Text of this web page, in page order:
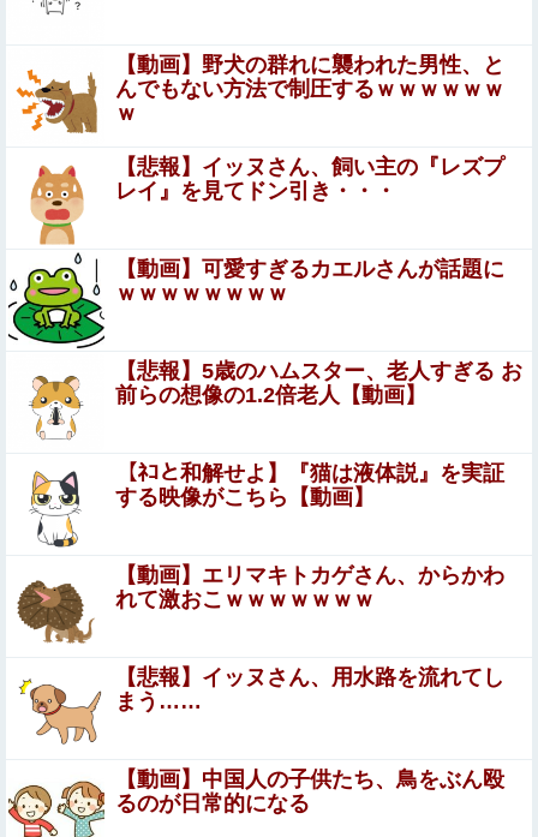
【超悲報】明日花キララさん、専門家からあまりにも非情
【画像】株の暴落を描いた漫画、ガチで怖いwwwww
【動画】日本の美女アイドル、海外イベントでエロす
ぎる乳首ポロリしてしまうｗｗｗｗｗｗ
【画像】女さん「貧乳だから男水着で市民プールいったら
周りがコソコソしだしてやばいwwwwwwww」5万いいね
芸能人 「車の任意保険は強制にしろ、保険にも入れないヤ
ツは運転すんな！法律を改正しろ！！」
【日向坂46】タミヤ公式、反応する他
琵琶湖三市同時花火大会、開催中止を発表 場所
時刻不明・許可なし・交通整理なし・市が関与否
定
林瑠奈ちゃん、どうなんだの人だったｗ【乃木坂46】
【画像】お前らこの超美人容疑者が整形か否か判定たの
む！！
のあと片付けをして座る頃には私のお肉は消えている
【悲報】 今時『紙タバコ』吸ってるやつｗｗｗｗｗｗｗｗ
【画像】女さん「貧乳だから男水着で市民プールいったら
周りがコソコソしだしてやばいwwwwwwww」5万いいね
【動画】野犬の群れに襲われた男性、と
んでもない方法で制圧するｗｗｗｗｗｗ
ｗ
【悲報】イッヌさん、飼い主の『レズプ
レイ』を見てドン引き・・・
【動画】可愛すぎるカエルさんが話題に
ｗｗｗｗｗｗｗｗ
【悲報】5歳のハムスター、老人すぎる お
前らの想像の1.2倍老人【動画】
【ﾈｺと和解せよ】『猫は液体説』を実証
する映像がこちら【動画】
【動画】エリマキトカゲさん、からかわ
れて激おこｗｗｗｗｗｗｗ
【悲報】イッヌさん、用水路を流れてし
まう……
【動画】中国人の子供たち、鳥をぶん殴
るのが日常的になる